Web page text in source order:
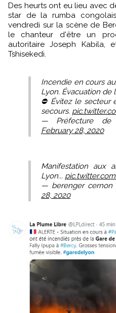
Des heurts ont eu lieu avec
star de la rumba
vendredi sur la scène de
le chanteur d'être un
autoritaire Joseph Kabila,
Tshisekedi.
Incendie en cours
Lyon. Évacuation de
⛔ Évitez le secteur
secours.
— Préfecture de
February 28, 2020
Manifestation aux abords de la gare de
Lyon...
— berenger cernon
28, 2020